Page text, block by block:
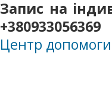
Запис на
+380933056369
Центр